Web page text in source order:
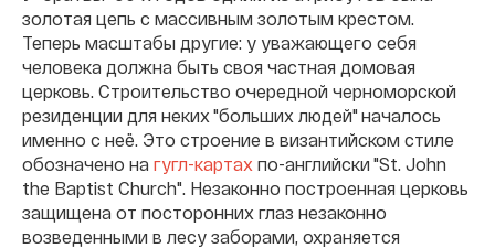
золотая цепь с массивным золотым крестом.
Теперь масштабы другие: у уважающего себя
человека должна быть своя частная домовая
церковь. Строительство очередной черноморской
резиденции для неких "больших людей" началось
именно с неё. Это строение в византийском стиле
обозначено на гугл-картах по-английски "St. John
the Baptist Church". Незаконно построенная церковь
защищена от посторонних глаз незаконно
возведенными в лесу заборами, охраняется